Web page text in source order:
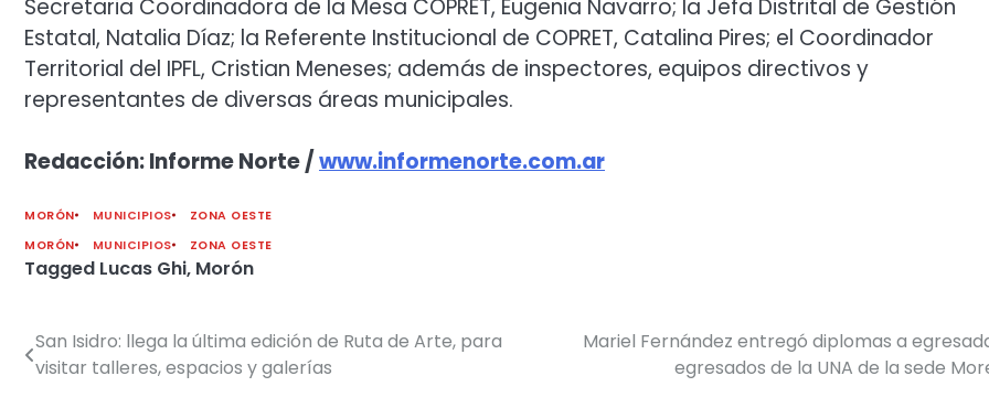
Secretaria Coordinadora de la Mesa COPRET, Eugenia Navarro; la Jefa Distrital de Gestión
Estatal, Natalia Díaz; la Referente Institucional de COPRET, Catalina Pires; el Coordinador
Territorial del IPFL, Cristian Meneses; además de inspectores, equipos directivos y
representantes de diversas áreas municipales.
Redacción: Informe Norte /www.informenorte.com.ar
MORÓN MUNICIPIOS
ZONA OESTE
MORÓN
MUNICIPIOS ZONA OESTE
Tagged Lucas Ghi, Morón
Navegación
San Isidro: llega la última edición de Ruta de Arte, para
visitar talleres, espacios y galerías
Mariel Fernández entregó diplomas a
egresados de la UNA de la sede